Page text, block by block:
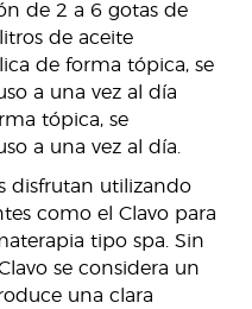
de 2 a 6 gotas de
de aceite
de forma tópica, se
a una vez al día
tópica, se
a una vez al día.
disfrutan utilizando
como el Clavo para
tipo spa. Sin
se considera un
una clara